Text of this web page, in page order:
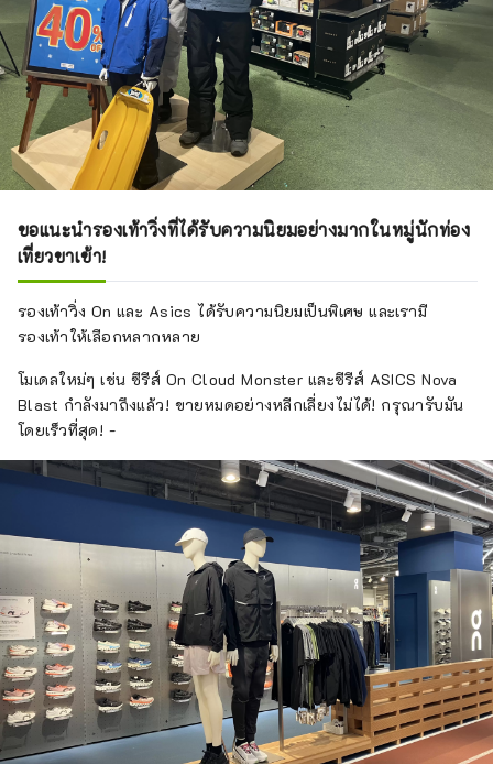
ขอแนะนำรองเท้าวิ่งที่ได้รับความนิยมอย่างมากในหมู่นักท่อง
เที่ยวขาเข้า!
รองเท้าวิ่ง On และ Asics ได้รับความนิยมเป็นพิเศษ และเรามี
รองเท้าให้เลือกหลากหลาย
โมเดลใหม่ๆ เช่น ซีรีส์ On Cloud Monster และซีรีส์ ASICS Nova
Blast กำลังมาถึงแล้ว! ขายหมดอย่างหลีกเลี่ยงไม่ได้! กรุณารับมัน
โดยเร็วที่สุด! -